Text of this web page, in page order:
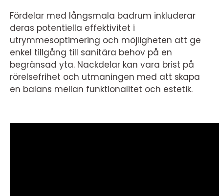
Fördelar med långsmala badrum inkluderar
deras potentiella effektivitet i
utrymmesoptimering och möjligheten att ge
enkel tillgång till sanitära behov på en
begränsad yta. Nackdelar kan vara brist på
rörelsefrihet och utmaningen med att skapa
en balans mellan funktionalitet och estetik.